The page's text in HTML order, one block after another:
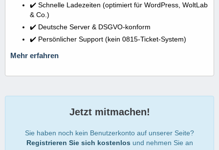
✔️ Schnelle Ladezeiten (optimiert für WordPress, WoltLab
& Co.)
✔️ Deutsche Server & DSGVO-konform
✔️ Persönlicher Support (kein 0815-Ticket-System)
Mehr erfahren
Jetzt mitmachen!
Sie haben noch kein Benutzerkonto auf unserer Seite?
Registrieren Sie sich kostenlos und nehmen Sie an